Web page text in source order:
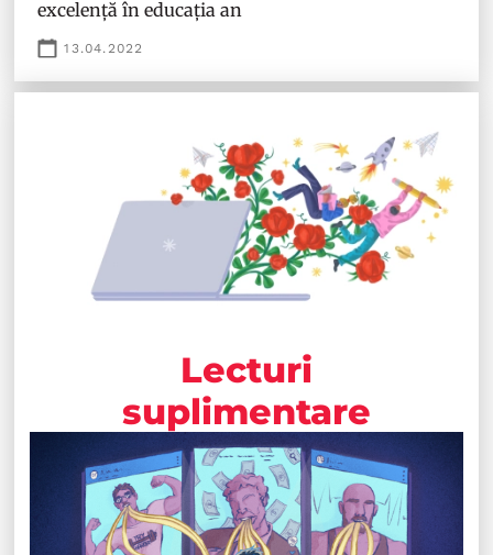
excelență în educația an
13.04.2022
Lecturi
suplimentare